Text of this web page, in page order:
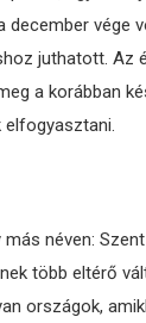
december vége
juthatott. Az
a korábban
elfogyasztani.
más néven:
több eltérő
országok,